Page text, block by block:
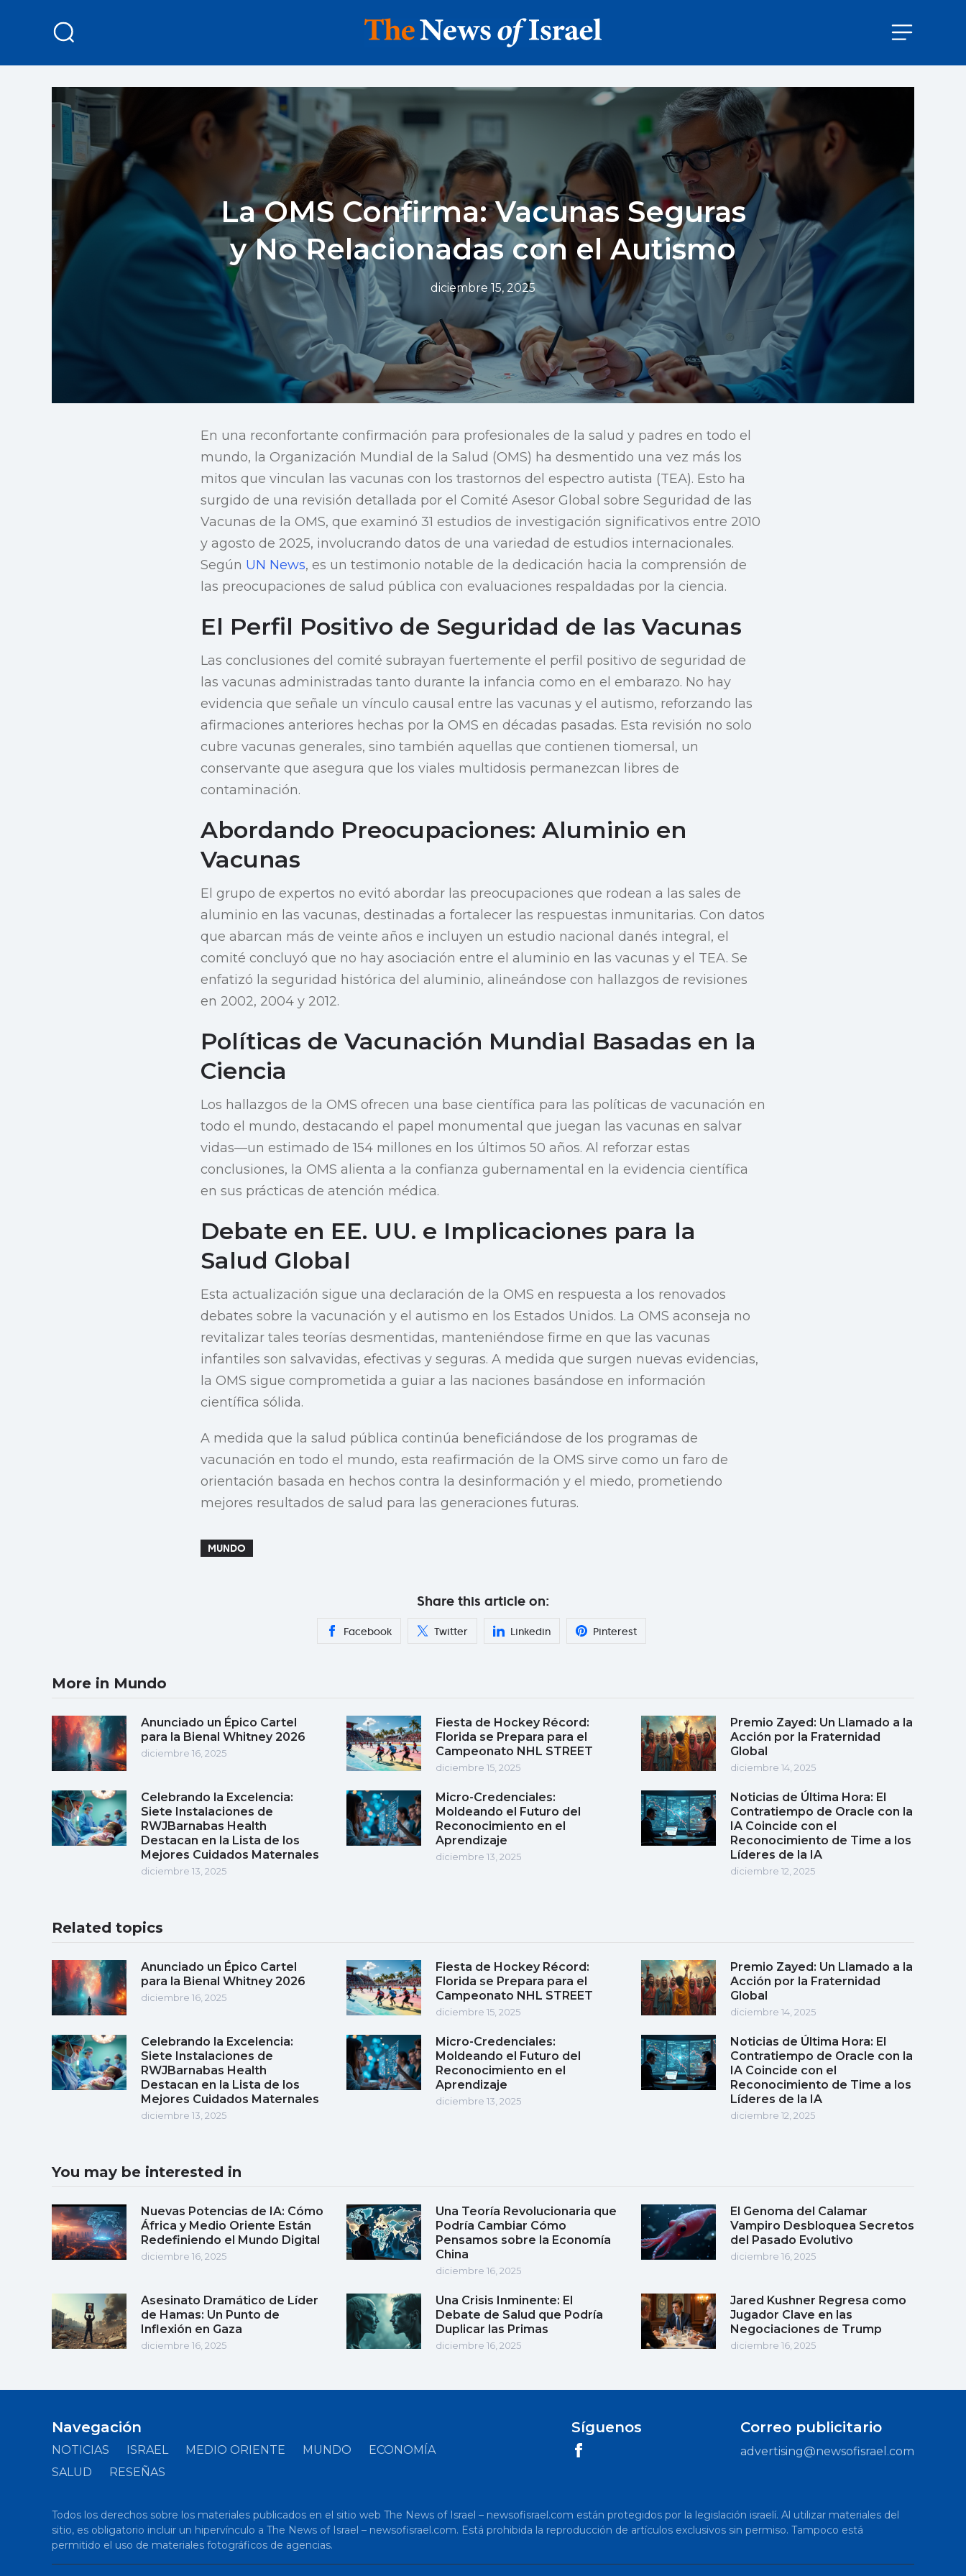
La OMS Confirma: Vacunas Seguras
y No Relacionadas con el Autismo
diciembre 15, 2025
En una reconfortante confirmación para profesionales de la salud y padres en todo el
mundo, la Organización Mundial de la Salud (OMS) ha desmentido una vez más los
mitos que vinculan las vacunas con los trastornos del espectro autista (TEA). Esto ha
surgido de una revisión detallada por el Comité Asesor Global sobre Seguridad de las
Vacunas de la OMS, que examinó 31 estudios de investigación significativos entre 2010
y agosto de 2025, involucrando datos de una variedad de estudios internacionales.
Según UN News, es un testimonio notable de la dedicación hacia la comprensión de
las preocupaciones de salud pública con evaluaciones respaldadas por la ciencia.
El Perfil Positivo de Seguridad de las Vacunas
Las conclusiones del comité subrayan fuertemente el perfil positivo de seguridad de
las vacunas administradas tanto durante la infancia como en el embarazo. No hay
evidencia que señale un vínculo causal entre las vacunas y el autismo, reforzando las
afirmaciones anteriores hechas por la OMS en décadas pasadas. Esta revisión no solo
cubre vacunas generales, sino también aquellas que contienen tiomersal, un
conservante que asegura que los viales multidosis permanezcan libres de
contaminación.
Abordando Preocupaciones: Aluminio en
Vacunas
El grupo de expertos no evitó abordar las preocupaciones que rodean a las sales de
aluminio en las vacunas, destinadas a fortalecer las respuestas inmunitarias. Con datos
que abarcan más de veinte años e incluyen un estudio nacional danés integral, el
comité concluyó que no hay asociación entre el aluminio en las vacunas y el TEA. Se
enfatizó la seguridad histórica del aluminio, alineándose con hallazgos de revisiones
en 2002, 2004 y 2012.
Políticas de Vacunación Mundial Basadas en la
Ciencia
Los hallazgos de la OMS ofrecen una base científica para las políticas de vacunación en
todo el mundo, destacando el papel monumental que juegan las vacunas en salvar
vidas—un estimado de 154 millones en los últimos 50 años. Al reforzar estas
conclusiones, la OMS alienta a la confianza gubernamental en la evidencia científica
en sus prácticas de atención médica.
Debate en EE. UU. e Implicaciones para la
Salud Global
Esta actualización sigue una declaración de la OMS en respuesta a los renovados
debates sobre la vacunación y el autismo en los Estados Unidos. La OMS aconseja no
revitalizar tales teorías desmentidas, manteniéndose firme en que las vacunas
infantiles son salvavidas, efectivas y seguras. A medida que surgen nuevas evidencias,
la OMS sigue comprometida a guiar a las naciones basándose en información
científica sólida.
A medida que la salud pública continúa beneficiándose de los programas de
vacunación en todo el mundo, esta reafirmación de la OMS sirve como un faro de
orientación basada en hechos contra la desinformación y el miedo, prometiendo
mejores resultados de salud para las generaciones futuras.
MUNDO
Share this article on:
Facebook Twitter Linkedin Pinterest
More in Mundo
Anunciado un Épico Cartel
para la Bienal Whitney 2026
diciembre 16, 2025
Fiesta de Hockey Récord:
Florida se Prepara para el
Campeonato NHL STREET
diciembre 15, 2025
Premio Zayed: Un Llamado a la
Acción por la Fraternidad
Global
diciembre 14, 2025
Celebrando la Excelencia:
Siete Instalaciones de
RWJBarnabas Health
Destacan en la Lista de los
Mejores Cuidados Maternales
diciembre 13, 2025
Micro-Credenciales:
Moldeando el Futuro del
Reconocimiento en el
Aprendizaje
diciembre 13, 2025
Noticias de Última Hora: El
Contratiempo de Oracle con la
IA Coincide con el
Reconocimiento de Time a los
Líderes de la IA
diciembre 12, 2025
Related topics
Anunciado un Épico Cartel
para la Bienal Whitney 2026
diciembre 16, 2025
Fiesta de Hockey Récord:
Florida se Prepara para el
Campeonato NHL STREET
diciembre 15, 2025
Premio Zayed: Un Llamado a la
Acción por la Fraternidad
Global
diciembre 14, 2025
Celebrando la Excelencia:
Siete Instalaciones de
RWJBarnabas Health
Destacan en la Lista de los
Mejores Cuidados Maternales
diciembre 13, 2025
Micro-Credenciales:
Moldeando el Futuro del
Reconocimiento en el
Aprendizaje
diciembre 13, 2025
Noticias de Última Hora: El
Contratiempo de Oracle con la
IA Coincide con el
Reconocimiento de Time a los
Líderes de la IA
diciembre 12, 2025
You may be interested in
Nuevas Potencias de IA: Cómo
África y Medio Oriente Están
Redefiniendo el Mundo Digital
diciembre 16, 2025
Una Teoría Revolucionaria que
Podría Cambiar Cómo
Pensamos sobre la Economía
China
diciembre 16, 2025
El Genoma del Calamar
Vampiro Desbloquea Secretos
del Pasado Evolutivo
diciembre 16, 2025
Asesinato Dramático de Líder
de Hamas: Un Punto de
Inflexión en Gaza
diciembre 16, 2025
Una Crisis Inminente: El
Debate de Salud que Podría
Duplicar las Primas
diciembre 16, 2025
Jared Kushner Regresa como
Jugador Clave en las
Negociaciones de Trump
diciembre 16, 2025
Navegación
NOTICIAS ISRAEL MEDIO ORIENTE MUNDO
ECONOMÍA
SALUD
RESEÑAS
Síguenos Correo publicitario
advertising@newsofisrael.com
Todos los derechos sobre los materiales publicados en el sitio web The News of Israel – newsofisrael.com están protegidos por la legislación israelí. Al utilizar materiales del
sitio, es obligatorio incluir un hipervínculo a The News of Israel – newsofisrael.com. Está prohibida la reproducción de artículos exclusivos sin permiso. Tampoco está
permitido el uso de materiales fotográficos de agencias.